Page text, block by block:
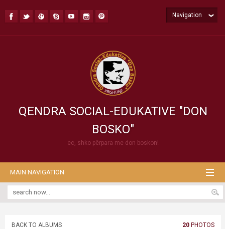
QENDRA SOCIAL-EDUKATIVE "DON
BOSKO"
ec, shko përpara me don boskon!
Navigation
MAIN NAVIGATION
BACK TO ALBUMS 20 PHOTOS